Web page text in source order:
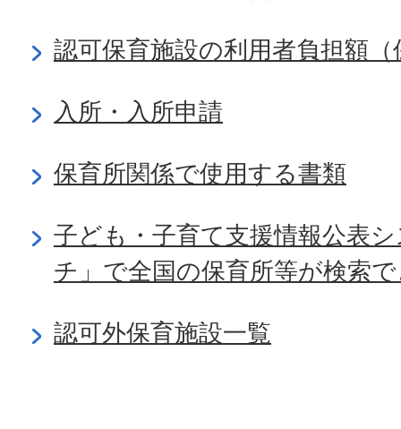
認可保育施設の利用者負担額（
入所・入所申請
保育所関係で使用する書類
子ども・子育て支援情報公表
チ」で全国の保育所等が検索
認可外保育施設一覧